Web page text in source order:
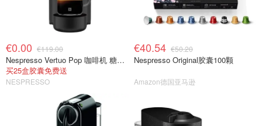
€0.00 €119.00
Nespresso Vertuo Pop 咖啡机 糖果粉
买25盒胶囊免费送
NESPRESSO
€40.54 €50.20
Nespresso Original胶囊100颗
Amazon德国亚马逊